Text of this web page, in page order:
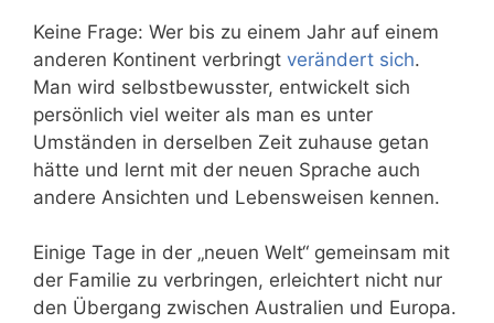
Keine Frage: Wer bis zu einem Jahr auf einem
anderen Kontinent verbringt verändert sich.
Man wird selbstbewusster, entwickelt sich
persönlich viel weiter als man es unter
Umständen in derselben Zeit zuhause getan
hätte und lernt mit der neuen Sprache auch
andere Ansichten und Lebensweisen kennen.
Einige Tage in der „neuen Welt“ gemeinsam mit
der Familie zu verbringen, erleichtert nicht nur
den Übergang zwischen Australien und Europa.